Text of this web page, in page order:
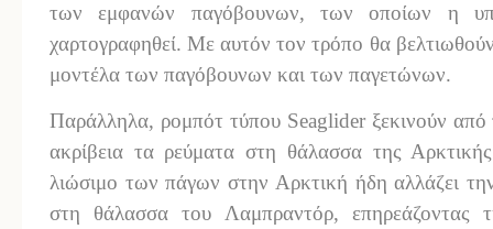
των εμφανών παγόβουνων, των οποίων η
χαρτογραφηθεί. Με αυτόν τον τρόπο θα
μοντέλα των παγόβουνων και των παγετώνων.
Παράλληλα, ρομπότ τύπου Seaglider ξεκινούν από
ακρίβεια τα ρεύματα στη θάλασσα της
λιώσιμο των πάγων στην Αρκτική ήδη αλλάζει
στη θάλασσα του Λαμπραντόρ, επηρεάζοντας